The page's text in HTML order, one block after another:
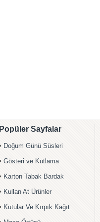
Popüler Sayfalar
Doğum Günü Süsleri
Gösteri ve Kutlama
Karton Tabak Bardak
Kullan At Ürünler
Kutular Ve Kırpık Kağıt